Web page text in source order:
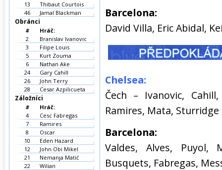
Barcelona:
David Villa, Eric Abidal,
Chelsea:
Čech – Ivanovic,
Ramires, Mata,
Barcelona:
Valdes, Alves, Puyol,
Busquets, Fabregas,
13
Thibaut Courtois
46
Jamal Blackman
Obránci
#
Hráč:
2
Branislav Ivanovic
3
Filipe Louis
5
Kurt Zouma
6
Nathan Ake
24
Gary Cahill
26
John Terry
28
Cesar Azpilicueta
Záložníci
#
Hráč:
4
Cesc Fabregas
7
Ramires
8
Oscar
10
Eden Hazard
12
John Obi Mikel
21
Nemanja Matić
22
Wilian